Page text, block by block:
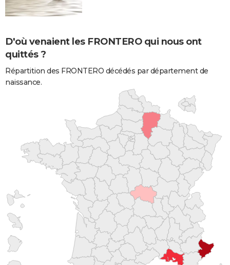
D'où venaient les FRONTERO qui nous ont
quittés ?
Répartition des FRONTERO décédés par département de
naissance.